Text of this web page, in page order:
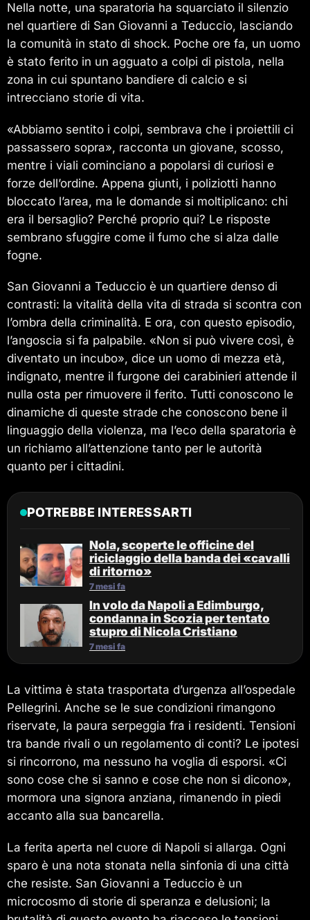
Nella notte, una sparatoria ha squarciato il silenzio
nel quartiere di San Giovanni a Teduccio, lasciando
la comunità in stato di shock. Poche ore fa, un uomo
è stato ferito in un agguato a colpi di pistola, nella
zona in cui spuntano bandiere di calcio e si
intrecciano storie di vita.
«Abbiamo sentito i colpi, sembrava che i proiettili ci
passassero sopra», racconta un giovane, scosso,
mentre i viali cominciano a popolarsi di curiosi e
forze dell’ordine. Appena giunti, i poliziotti hanno
bloccato l’area, ma le domande si moltiplicano: chi
era il bersaglio? Perché proprio qui? Le risposte
sembrano sfuggire come il fumo che si alza dalle
fogne.
San Giovanni a Teduccio è un quartiere denso di
contrasti: la vitalità della vita di strada si scontra con
l’ombra della criminalità. E ora, con questo episodio,
l’angoscia si fa palpabile. «Non si può vivere così, è
diventato un incubo», dice un uomo di mezza età,
indignato, mentre il furgone dei carabinieri attende il
nulla osta per rimuovere il ferito. Tutti conoscono le
dinamiche di queste strade che conoscono bene il
linguaggio della violenza, ma l’eco della sparatoria è
un richiamo all’attenzione tanto per le autorità
quanto per i cittadini.
POTREBBE INTERESSARTI
Nola, scoperte le officine del
riciclaggio della banda dei «cavalli
di ritorno»
7 mesi fa
In volo da Napoli a Edimburgo,
condanna in Scozia per tentato
stupro di Nicola Cristiano
7 mesi fa
La vittima è stata trasportata d’urgenza all’ospedale
Pellegrini. Anche se le sue condizioni rimangono
riservate, la paura serpeggia fra i residenti. Tensioni
tra bande rivali o un regolamento di conti? Le ipotesi
si rincorrono, ma nessuno ha voglia di esporsi. «Ci
sono cose che si sanno e cose che non si dicono»,
mormora una signora anziana, rimanendo in piedi
accanto alla sua bancarella.
La ferita aperta nel cuore di Napoli si allarga. Ogni
sparo è una nota stonata nella sinfonia di una città
che resiste. San Giovanni a Teduccio è un
microcosmo di storie di speranza e delusioni; la